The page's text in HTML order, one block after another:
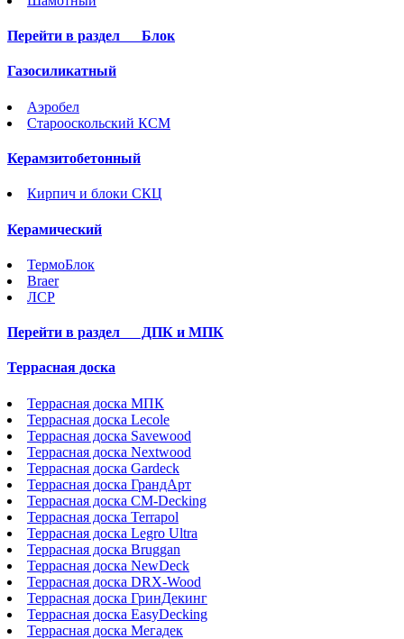
Перейти в раздел Блок
Газосиликатный
Аэробел
Старооскольский КСМ
Керамзитобетонный
Кирпич и блоки СКЦ
Керамический
ТермоБлок
Braer
ЛСР
Перейти в раздел ДПК и МПК
Террасная доска
Террасная доска МПК
Террасная доска Lecole
Террасная доска Savewood
Террасная доска Nextwood
Террасная доска Gardeck
Террасная доска ГрандАрт
Террасная доска CM-Decking
Террасная доска Terrapol
Террасная доска Legro Ultra
Террасная доска Bruggan
Террасная доска NewDeck
Террасная доска DRX-Wood
Террасная доска ГринДекинг
Террасная доска EasyDecking
Террасная доска Мегадек